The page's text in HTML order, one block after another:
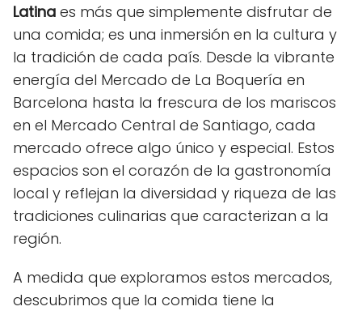
Latina es más que simplemente disfrutar de
una comida; es una inmersión en la cultura y
la tradición de cada país. Desde la vibrante
energía del Mercado de La Boquería en
Barcelona hasta la frescura de los mariscos
en el Mercado Central de Santiago, cada
mercado ofrece algo único y especial. Estos
espacios son el corazón de la gastronomía
local y reflejan la diversidad y riqueza de las
tradiciones culinarias que caracterizan a la
región.
A medida que exploramos estos mercados,
descubrimos que la comida tiene la